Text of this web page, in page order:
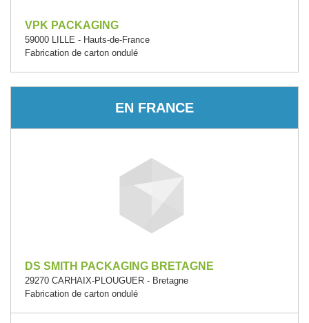
VPK PACKAGING
59000 LILLE - Hauts-de-France
Fabrication de carton ondulé
EN FRANCE
DS SMITH PACKAGING BRETAGNE
29270 CARHAIX-PLOUGUER - Bretagne
Fabrication de carton ondulé